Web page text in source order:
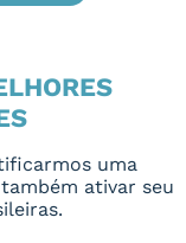
uma
ativar seu